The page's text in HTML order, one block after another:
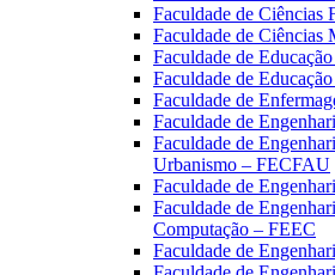
Faculdade de Ciências
Faculdade de Ciências
Faculdade de
Faculdade de
Faculdade de
Faculdade de
Faculdade de
Urbanismo – FECFAU
Faculdade de
Faculdade de
Computação – FEEC
Faculdade de